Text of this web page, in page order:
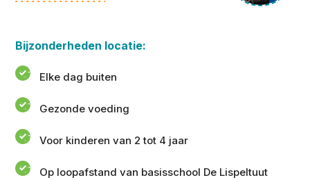
Bijzonderheden locatie:
Elke dag buiten
Gezonde voeding
Voor kinderen van 2 tot 4 jaar
Op loopafstand van basisschool De Lispeltuut